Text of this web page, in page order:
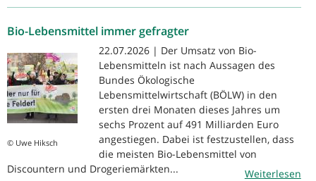
Bio-Lebensmittel immer gefragter
© Uwe Hiksch
22.07.2026 | Der Umsatz von Bio-
Lebensmitteln ist nach Aussagen des
Bundes Ökologische
Lebensmittelwirtschaft (BÖLW) in den
ersten drei Monaten dieses Jahres um
sechs Prozent auf 491 Milliarden Euro
angestiegen. Dabei ist festzustellen, dass
die meisten Bio-Lebensmittel von
Discountern und Drogeriemärkten...
Weiterlesen